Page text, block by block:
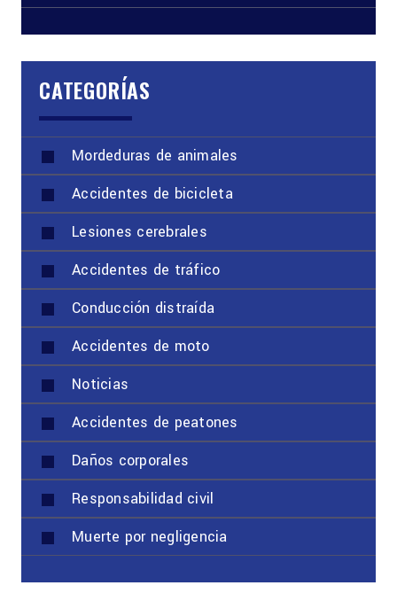
CATEGORÍAS
Mordeduras de animales
Accidentes de bicicleta
Lesiones cerebrales
Accidentes de tráfico
Conducción distraída
Accidentes de moto
Noticias
Accidentes de peatones
Daños corporales
Responsabilidad civil
Muerte por negligencia